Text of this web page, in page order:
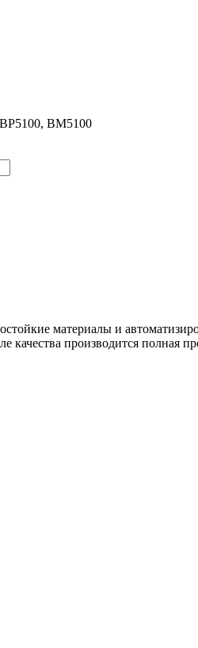
BM5100
материалы и
производится полная